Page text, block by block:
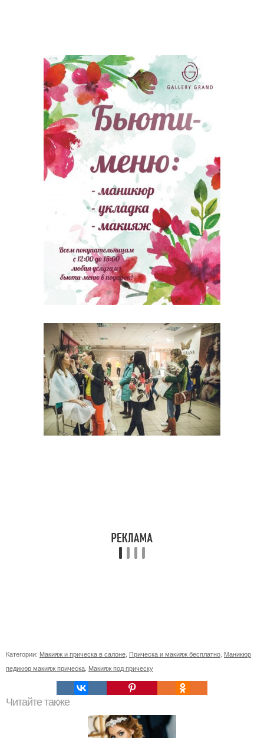
Категории: Макияж и прическа в салоне Прическа и макияж бесплатно Маникюр
педикюр макияж прическа Макияж под прическу
Читайте также